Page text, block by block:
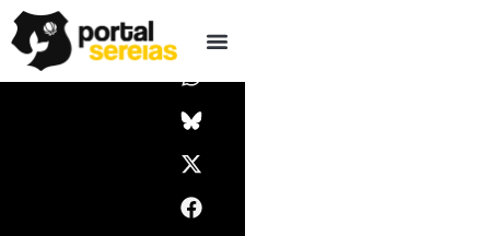
para
t
a
g
r
a
m
t
s
a
p
p
w
i
t
t
e
r
e
b
o
o
k
Pesquisar